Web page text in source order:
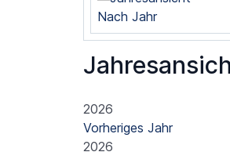
Nach Jahr
2026
Vorheriges Jahr
2026